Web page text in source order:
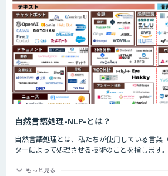
自然言語処理-NLP-とは？
自然言語処理とは、私たちが使用している言葉
ターによって処理させる技術のことを指します
る言葉として挙げられるのが人工言語です。人
ラミング言語」といわれているのですが、これ
もっと見る